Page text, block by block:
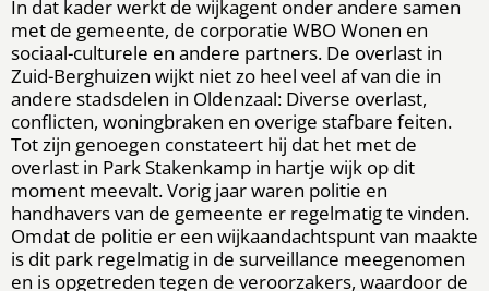
In dat kader werkt de wijkagent onder andere samen
met de gemeente, de corporatie WBO Wonen en
sociaal-culturele en andere partners. De overlast in
Zuid-Berghuizen wijkt niet zo heel veel af van die in
andere stadsdelen in Oldenzaal: Diverse overlast,
conflicten, woningbraken en overige stafbare feiten.
Tot zijn genoegen constateert hij dat het met de
overlast in Park Stakenkamp in hartje wijk op dit
moment meevalt. Vorig jaar waren politie en
handhavers van de gemeente er regelmatig te vinden.
Omdat de politie er een wijkaandachtspunt van maakte
is dit park regelmatig in de surveillance meegenomen
en is opgetreden tegen de veroorzakers, waardoor de